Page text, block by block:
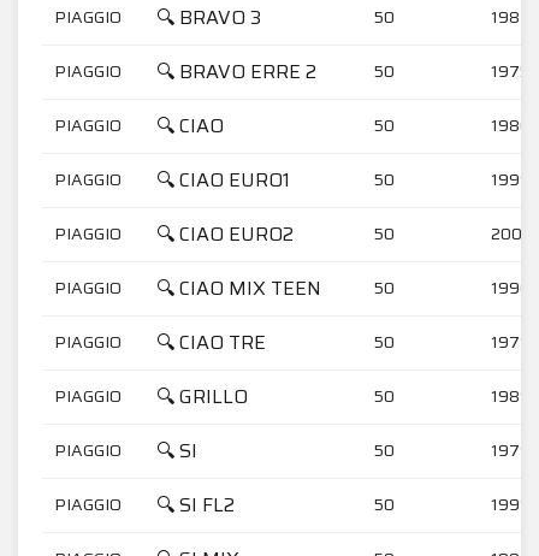
PIAGGIO 🔍 BRAVO 3 50
PIAGGIO 🔍 BRAVO ERRE 2 50
PIAGGIO 🔍 CIAO 50
PIAGGIO 🔍 CIAO EURO1 50
PIAGGIO 🔍 CIAO EURO2 50
PIAGGIO 🔍 CIAO MIX TEEN 50
PIAGGIO 🔍 CIAO TRE 50
PIAGGIO 🔍 GRILLO 50
PIAGGIO 🔍 SI 50
PIAGGIO 🔍 SI FL2 50